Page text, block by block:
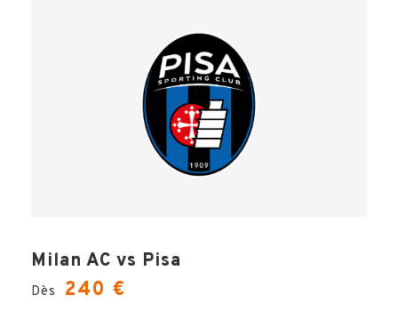
Milan AC vs Pisa
Dès 240 €